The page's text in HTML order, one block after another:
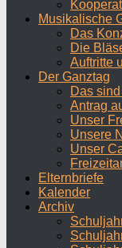
Musikalische
Das
Die
Auftritte
Der Ganztag
Das
Antrag
Unser
Unsere
Unser
Elternbriefe
Kalender
Archiv